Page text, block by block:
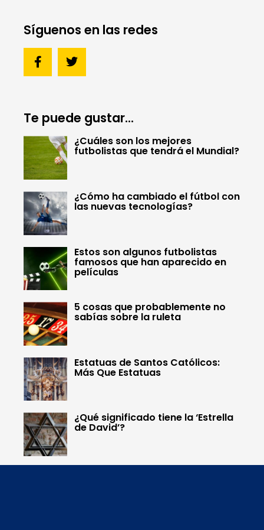
Síguenos en las redes
Te puede gustar...
¿Cuáles son los mejores
futbolistas que tendrá el Mundial?
¿Cómo ha cambiado el fútbol con
las nuevas tecnologías?
Estos son algunos futbolistas
famosos que han aparecido en
películas
5 cosas que probablemente no
sabías sobre la ruleta
Estatuas de Santos Católicos:
Más Que Estatuas
¿Qué significado tiene la ‘Estrella
de David’?